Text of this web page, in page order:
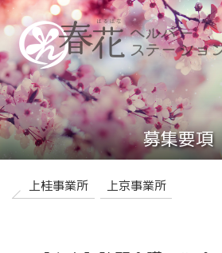
コ
ン
テ
ン
ツ
へ
ス
キ
ッ
Home
ｈａｒｕの想い
サービス概要
ご利用までの流れ
会社概要
募集要項
上桂事業所 上京事業所